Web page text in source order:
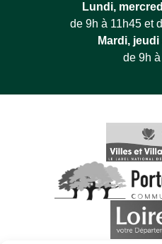
Lundi,
de 9h à 11h45 et
Mardi,
de 9h